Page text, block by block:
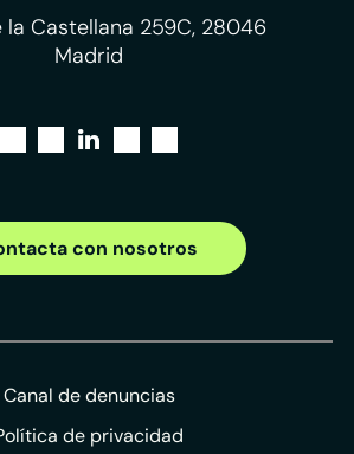
la Castellana 259C, 28046
Madrid
con nosotros
Canal de denuncias
de privacidad